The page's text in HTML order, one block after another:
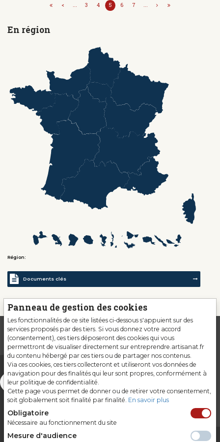
< ... 3 4 5 6 7 ...
En région
Région:
Documents clés
Panneau de gestion des cookies
Les fonctionnalités de ce site listées ci-dessous s'appuient sur des
services proposés par des tiers. Si vous donnez votre accord
(consentement), ces tiers déposeront des cookies qui vous
permettront de visualiser directement sur entreprendre.artisanat.fr
du contenu hébergé par ces tiers ou de partager nos contenus.
Via ces cookies, ces tiers collecteront et utiliseront vos données de
navigation pour des finalités qui leur sont propres, conformément à
leur politique de confidentialité.
Cette page vous permet de donner ou de retirer votre consentement,
soit globalement soit finalité par finalité. En savoir plus
Obligatoire
Nécessaire au fonctionnement du site
Mesure d'audience